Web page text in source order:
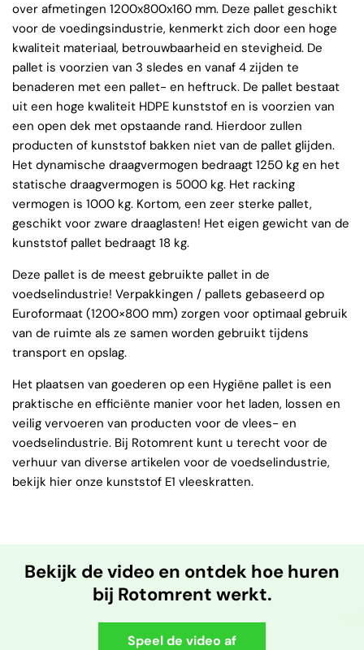
over afmetingen 1200x800x160 mm. Deze pallet geschikt
voor de voedingsindustrie, kenmerkt zich door een hoge
kwaliteit materiaal, betrouwbaarheid en stevigheid. De
pallet is voorzien van 3 sledes en vanaf 4 zijden te
benaderen met een pallet- en heftruck. De pallet bestaat
uit een hoge kwaliteit HDPE kunststof en is voorzien van
een open dek met opstaande rand. Hierdoor zullen
producten of kunststof bakken niet van de pallet glijden.
Het dynamische draagvermogen bedraagt 1250 kg en het
statische draagvermogen is 5000 kg. Het racking
vermogen is 1000 kg. Kortom, een zeer sterke pallet,
geschikt voor zware draaglasten! Het eigen gewicht van de
kunststof pallet bedraagt 18 kg.
Deze pallet is de meest gebruikte pallet in de
voedselindustrie! Verpakkingen / pallets gebaseerd op
Euroformaat (1200×800 mm) zorgen voor optimaal gebruik
van de ruimte als ze samen worden gebruikt tijdens
transport en opslag.
Het plaatsen van goederen op een Hygiëne pallet is een
praktische en efficiënte manier voor het laden, lossen en
veilig vervoeren van producten voor de vlees- en
voedselindustrie. Bij Rotomrent kunt u terecht voor de
verhuur van diverse artikelen voor de voedselindustrie,
bekijk hier onze kunststof E1 vleeskratten.
Bekijk de video en ontdek hoe huren
bij Rotomrent werkt.
Speel de video af